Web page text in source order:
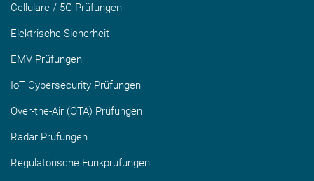
Cellulare / 5G Prüfungen
Elektrische Sicherheit
EMV Prüfungen
IoT Cybersecurity Prüfungen
Over-the-Air (OTA) Prüfungen
Radar Prüfungen
Regulatorische Funkprüfungen